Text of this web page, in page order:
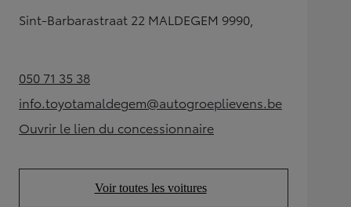
Sint-Barbarastraat 22 MALDEGEM 9990,
050 71 35 38(Opens in new tab)
info.toyotamaldegem@autogroeplievens.be
(Opens in new tab)
Ouvrir le lien du concessionnaire
(Opens in new tab)
Voir toutes les voitures
(Opens in new tab)